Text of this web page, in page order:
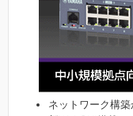
ネットワーク構